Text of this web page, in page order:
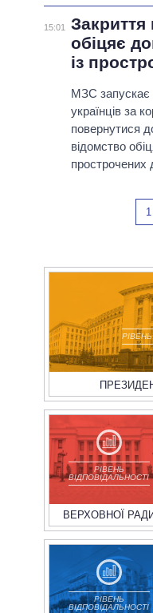
15:01
обіцяє
із
МЗС запускає
українців за
повернутися
відомство
прострочених
1
РІВЕНЬ
ВІДПОВІДАЛЬНОСТІ
ВЕРХОВНОЇ
РІВЕНЬ
ВІДПОВІДАЛЬНОСТІ